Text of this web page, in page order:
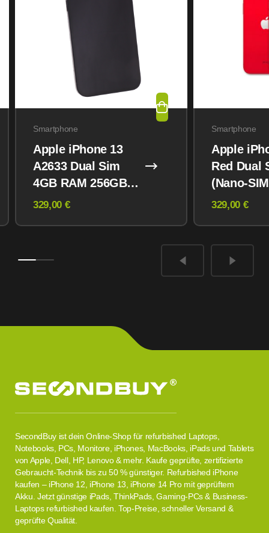
Smartphone
Apple iPhone 13
A2633 Dual Sim
4GB RAM 256GB
Midnight
329,00 €
Smartphone
Apple
Red Dual
(Nano-
eSIM)
329,00 €
SecondBuy ist dein Online-Shop für refurbished Laptops,
Notebooks, PCs, Monitore, iPhones, MacBooks, iPads und Tablets
von Apple, Dell, HP, Lenovo & mehr. Kaufe geprüfte, zertifizierte
Gebraucht-Technik bis zu 50 % günstiger. Refurbished iPhone
kaufen – iPhone 12, iPhone 13, iPhone 14 Pro mit geprüftem
Akku. Jetzt günstige iPads, ThinkPads, Gaming-PCs & Business-
Laptops refurbished kaufen. Top-Preise, schneller Versand &
geprüfte Qualität.